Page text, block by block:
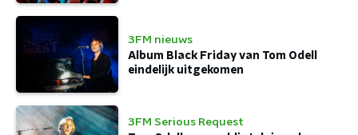
3FM nieuws
Album Black Friday van Tom Odell
eindelijk uitgekomen
3FM Serious Request